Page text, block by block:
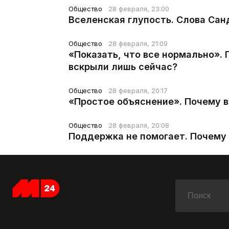
Общество 28 февраля, 23:00
Вселенская глупость. Слова
Общество 28 февраля, 21:09
«Показать, что все
вскрыли лишь сейчас?
Общество 28 февраля, 20:17
«Простое объяснение». Почему
Общество 28 февраля, 20:08
Поддержка не помогает. Почему